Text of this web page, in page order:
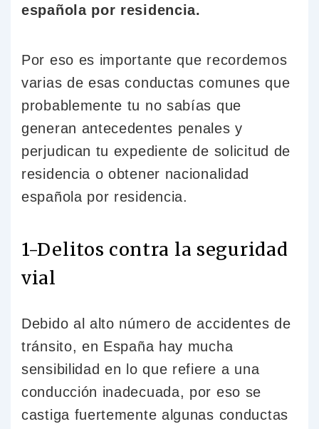
española por residencia.
Por eso es importante que recordemos
varias de esas conductas comunes que
probablemente tu no sabías que
generan antecedentes penales y
perjudican tu expediente de solicitud de
residencia o obtener nacionalidad
española por residencia.
1-Delitos contra la seguridad
vial
Debido al alto número de accidentes de
tránsito, en España hay mucha
sensibilidad en lo que refiere a una
conducción inadecuada, por eso se
castiga fuertemente algunas conductas